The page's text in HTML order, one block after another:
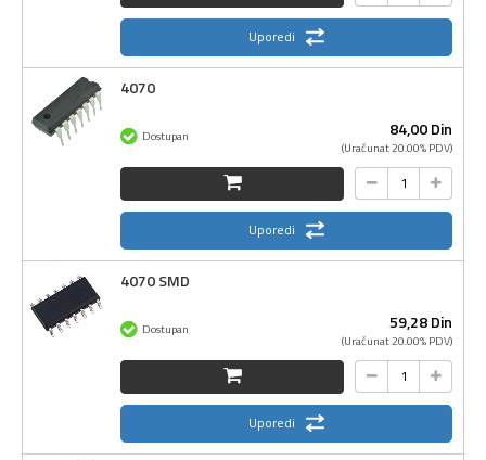
Uporedi
4070
84,00Din
(Uračunat 20.00% PDV)
Dostupan
Uporedi
4070 SMD
59,28Din
(Uračunat 20.00% PDV)
Dostupan
Uporedi